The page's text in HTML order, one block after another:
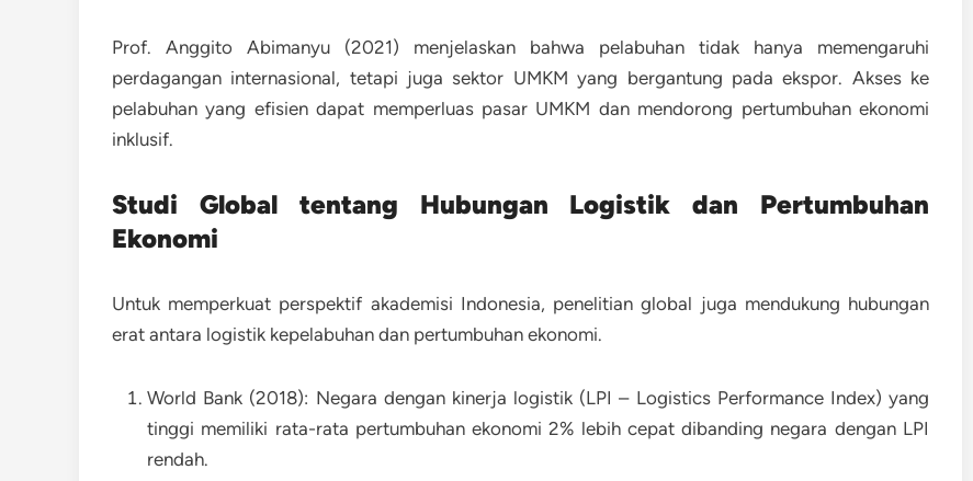
Prof. Anggito Abimanyu (2021) menjelaskan bahwa pelabuhan tidak hanya memengaruhi
perdagangan internasional, tetapi juga sektor UMKM yang bergantung pada ekspor. Akses ke
pelabuhan yang efisien dapat memperluas pasar UMKM dan mendorong pertumbuhan ekonomi
inklusif.
Studi Global tentang Hubungan Logistik dan Pertumbuhan
Ekonomi
Untuk memperkuat perspektif akademisi Indonesia, penelitian global juga mendukung hubungan
erat antara logistik kepelabuhan dan pertumbuhan ekonomi.
World Bank (2018): Negara dengan kinerja logistik (LPI – Logistics Performance Index) yang
tinggi memiliki rata-rata pertumbuhan ekonomi 2% lebih cepat dibanding negara dengan LPI
rendah.